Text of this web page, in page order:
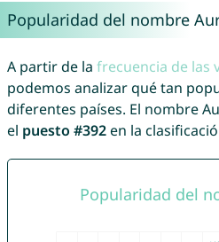
Popularidad del nombre
A partir de la frecuencia de las
podemos analizar qué tan
diferentes países. El nombre
el puesto #392en la